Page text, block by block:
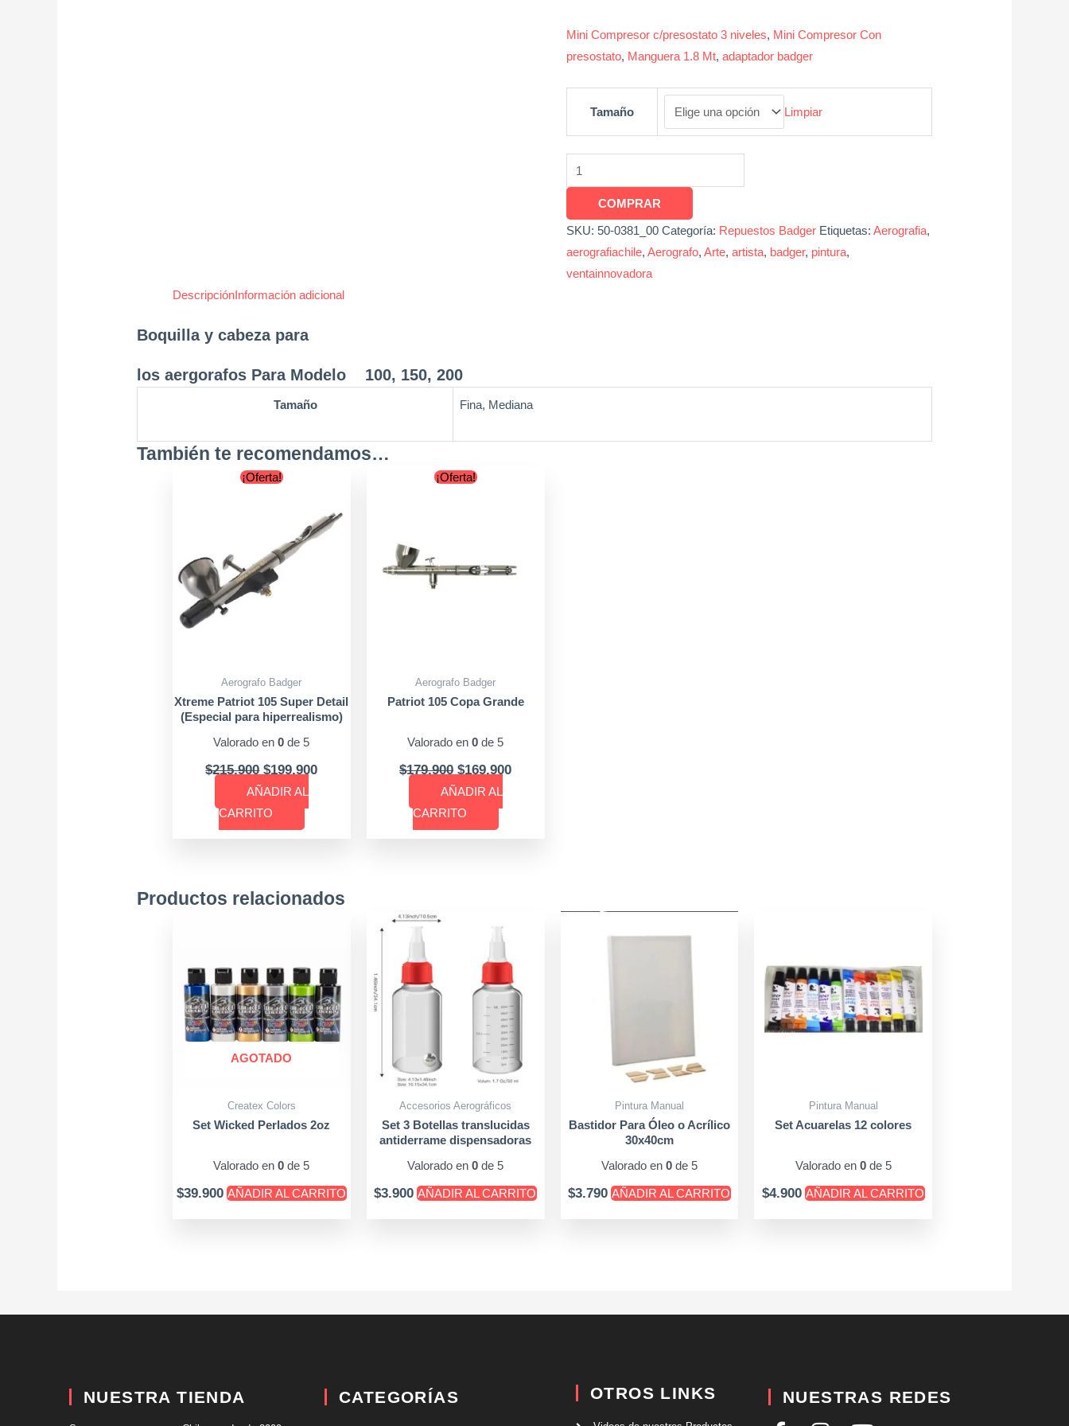
Mini Compresor c/presostato 3 niveles, Mini Compresor Con
presostato, Manguera 1.8 Mt, adaptador badger
Tamaño Limpiar
COMPRAR
SKU: 50-0381_00 Categoría: Repuestos Badger Etiquetas: Aerografia,
aerografiachile, Aerografo, Arte, artista, badger, pintura,
ventainnovadora
DescripciónInformación adicional
Boquilla y cabeza para
los aergorafos Para Modelo 100, 150, 200
Tamaño Fina, Mediana
También te recomendamos…
¡Oferta!
Aerografo Badger
Xtreme Patriot 105 Super Detail
(Especial para hiperrealismo)
Valorado en0 de 5
$215.900
Original
$215.900.
$199.900
$199.900.
AÑADIR AL
CARRITO
¡Oferta!
Aerografo Badger
Patriot 105 Copa Grande
Valorado en0 de 5
$179.900
Original
$169.900
AÑADIR AL
CARRITO
Productos relacionados
AGOTADO
Createx Colors
Set Wicked Perlados 2oz
Valorado en0 de 5
$39.900 AÑADIR AL CARRITO
Accesorios Aerográficos
Set 3 Botellas translucidas
antiderrame dispensadoras
Valorado en0 de 5
$3.900 AÑADIR AL CARRITO
Pintura Manual
Bastidor Para Óleo o Acrílico
30x40cm
Valorado en 0de 5
$3.790 AÑADIR AL CARRITO
Pintura Manual
Set Acuarelas 12 colores
Valorado en 0de 5
$4.900 AÑADIR AL CARRITO
NUESTRA TIENDA CATEGORÍAS OTROS LINKS NUESTRAS REDES